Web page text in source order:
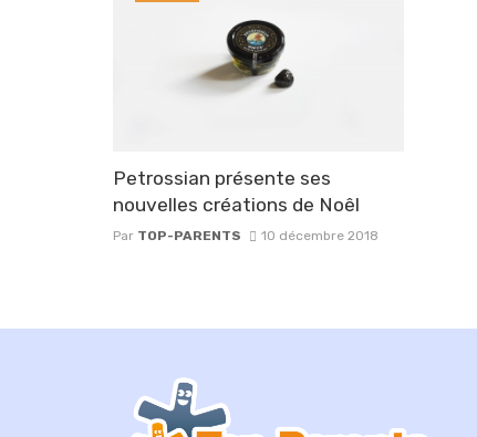
Petrossian présente ses
nouvelles créations de Noêl
Par TOP-PARENTS 10 décembre 2018